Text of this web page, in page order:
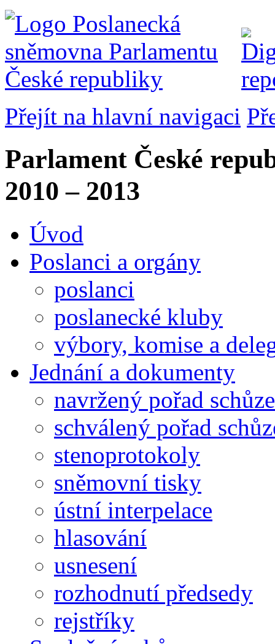
Přejít na hlavní navigaci
Parlament České
2010 – 2013
Úvod
Poslanci a orgány
poslanci
poslanecké kluby
výbory, komise a
Jednání a dokumenty
navržený pořad schůze
schválený pořad
stenoprotokoly
sněmovní tisky
ústní interpelace
hlasování
usnesení
rozhodnutí předsedy
rejstříky